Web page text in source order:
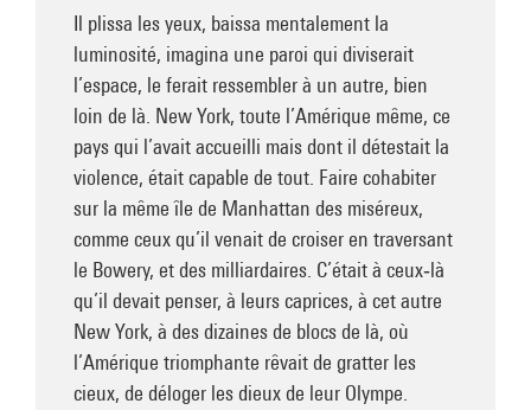
Il plissa les yeux, baissa mentalement la
luminosité, imagina une paroi qui diviserait
l’espace, le ferait ressembler à un autre, bien
loin de là. New York, toute l’Amérique même, ce
pays qui l’avait accueilli mais dont il détestait la
violence, était capable de tout. Faire cohabiter
sur la même île de Manhattan des miséreux,
comme ceux qu’il venait de croiser en traversant
le Bowery, et des milliardaires. C’était à ceux‑là
qu’il devait penser, à leurs caprices, à cet autre
New York, à des dizaines de blocs de là, où
l’Amérique triomphante rêvait de gratter les
cieux, de déloger les dieux de leur Olympe.